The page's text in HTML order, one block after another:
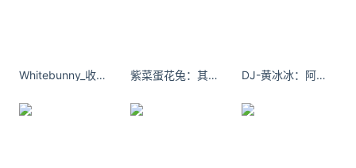
Whitebunny_收拾房间真的是我每天的日常了 紫菜蛋花兔：其实早就跟你表白过了 在看你的每个眼神里 DJ-黄冰冰：阿拉丁神灯出现再给我三个愿望#狮子座 #甜妹出击 #女大学生 #甜妹 #氛围感